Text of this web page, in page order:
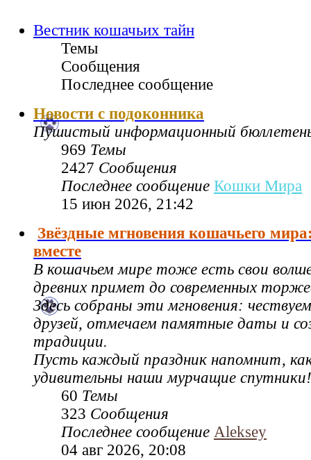
Вестник кошачьих тайн
Темы
Сообщения
Последнее сообщение
Новости с подоконника
Пушистый информационный
969 Темы
2427 Сообщения
Последнее сообщение Кошки Мира
15 июн 2026, 21:42
Звёздные мгновения кошачьего
вместе
В кошачьем мире тоже есть свои
древних примет до современных
Здесь собраны эти мгновения:
друзей, отмечаем памятные даты и
традиции.
Пусть каждый праздник напомнит,
удивительны наши мурчащие спутники!
60 Темы
323 Сообщения
Последнее сообщение Aleksey
04 авг 2026, 20:08